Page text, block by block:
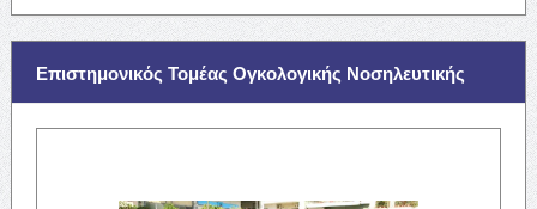
Επιστημονικός Τομέας Ογκολογικής Νοσηλευτικής